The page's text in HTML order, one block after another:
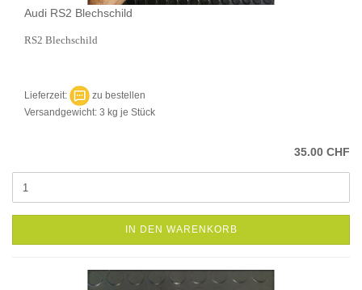
Audi RS2 Blechschild
RS2 Blechschild
Lieferzeit:
zu bestellen
Versandgewicht: 3 kg je Stück
35.00 CHF
IN DEN WARENKORB